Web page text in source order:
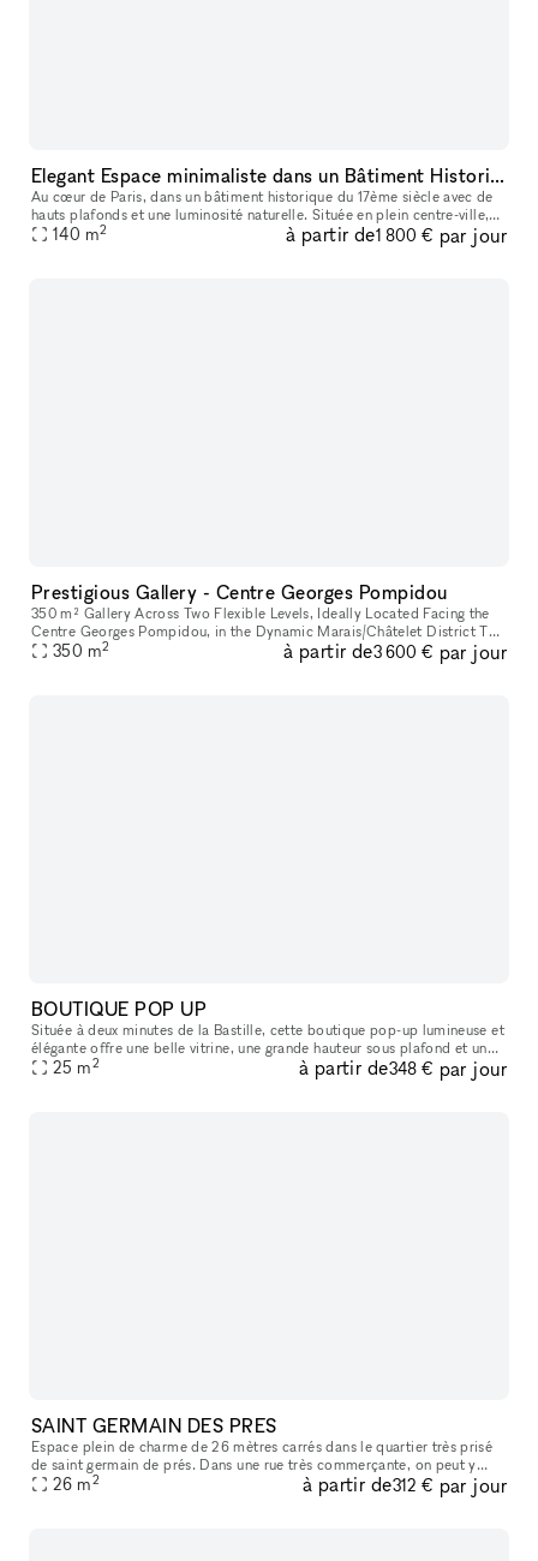
Elegant Espace minimaliste dans un Bâtiment Historique, Palais-Royal/ Louvre
Au cœur de Paris, dans un bâtiment historique du 17ème siècle avec de
hauts plafonds et une luminosité naturelle. Située en plein centre-ville,
ce lieu est parfait pour des événements éphémères ou de
140 m2 à partir de1 800 € par jour
Prestigious Gallery - Centre Georges Pompidou
350 m² Gallery Across Two Flexible Levels, Ideally Located Facing the
Centre Georges Pompidou, in the Dynamic Marais/Châtelet District This
exceptional space offers a modern, versatile environment,
350 m2 à partir de3 600 € par jour
BOUTIQUE POP UP
Située à deux minutes de la Bastille, cette boutique pop-up lumineuse et
élégante offre une belle vitrine, une grande hauteur sous plafond et un
agencement idéal pour tous vos projets : showroom, exp
25 m2 à partir de348 € par jour
SAINT GERMAIN DES PRES
Espace plein de charme de 26 mètres carrés dans le quartier très prisé
de saint germain de prés. Dans une rue très commerçante, on peut y
apercevoir le carré saint germain, idéal pour y accueillir sa
26 m2 à partir de312 € par jour